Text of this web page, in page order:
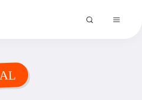
AL